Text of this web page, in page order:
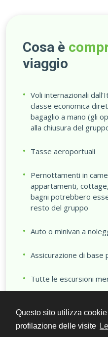
Questo sito utilizza
profilazione delle visite
Cosa è
viaggio
Voli internazionali
classe economica
bagaglio a mano (gli
alla chiusura del
Tasse aeroportuali
Pernottamenti in
appartamenti,
bagni potrebbero
resto del gruppo
Auto o minivan a
Assicurazione di base
Tutte le escursioni
Assicurazione